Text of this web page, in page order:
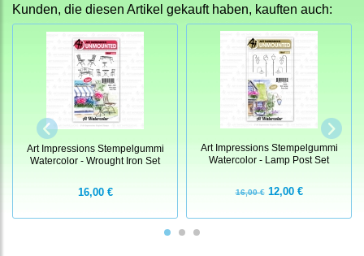
Kunden, die diesen Artikel gekauft haben, kauften auch:
Art Impressions Stempelgummi
Watercolor - Wrought Iron Set
16,00 €
Art Impressions Stempelgummi
Watercolor - Lamp Post Set
16,00 €12,00 €